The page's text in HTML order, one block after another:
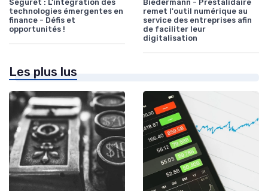
Seguret : L'intégration des
technologies émergentes en
finance - Défis et
opportunités !
Biedermann - Prestalidaire
remet l'outil numérique au
service des entreprises afin
de faciliter leur
digitalisation
Les plus lus